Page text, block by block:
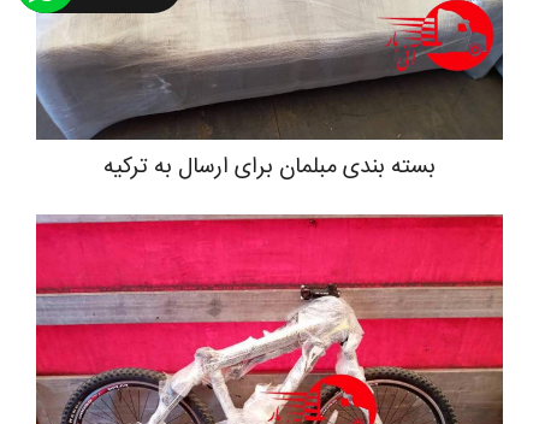
بسته بندی مبلمان برای ارسال به ترکیه